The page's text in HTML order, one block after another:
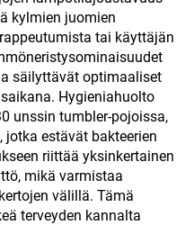
kylmien juomien
tai käyttäjän
säilyttävät optimaaliset
Hygieniahuolto
unssin tumbler-pojoissa,
jotka estävät bakteerien
riittää yksinkertainen
mikä varmistaa
välillä. Tämä
terveyden kannalta